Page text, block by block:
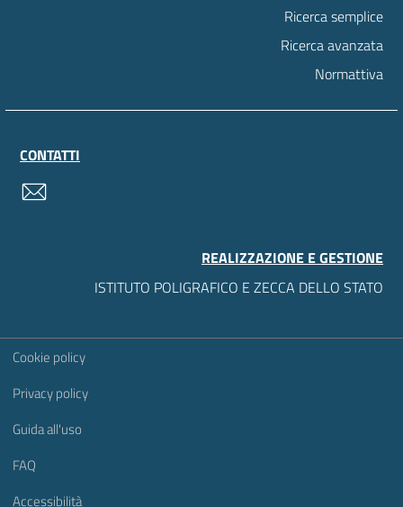
Ricerca semplice
Ricerca avanzata
Normattiva
CONTATTI
REALIZZAZIONE E GESTIONE
ISTITUTO POLIGRAFICO E ZECCA DELLO STATO
Sezione Link Utili
Cookie policy
Privacy policy
Guida all'uso
FAQ
Accessibilità